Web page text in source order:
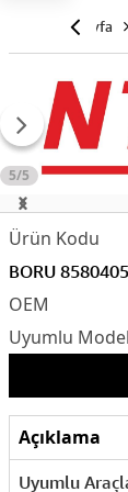
Anasayfa
5/5
BORU
Açıklama
Uyumlu